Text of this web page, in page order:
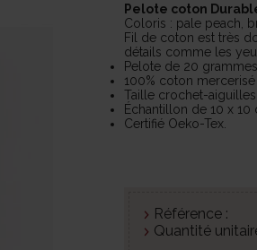
Pelote coton
Coloris : pale peach,
Fil de coton est très
détails comme les
Pelote de 20
100% coton mercerisé
Taille crochet-aiguilles
Échantillon de 10 x
Certifié Oeko-Tex.
Référence :
Quantité